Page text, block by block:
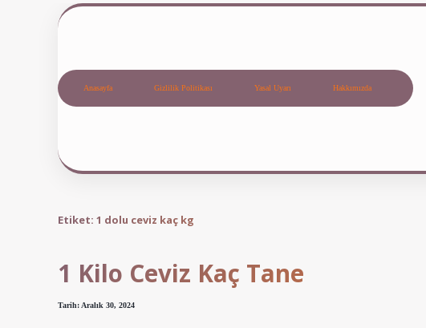
Anasayfa Gizlilik Politikası Yasal Uyarı Hakkımızda
Etiket: 1 dolu ceviz kaç kg
1 Kilo Ceviz Kaç Tane
Tarih: Aralık 30, 2024